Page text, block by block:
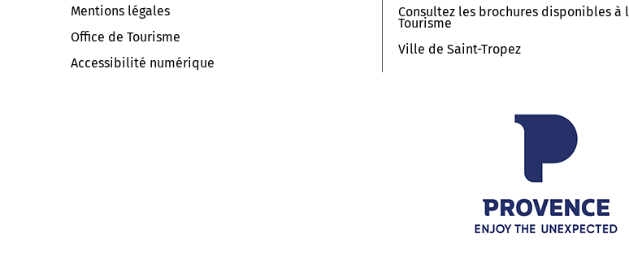
Mentions légales
Office de Tourisme
Accessibilité numérique
Consultez les brochures disponibles à
Tourisme
Ville de Saint-Tropez